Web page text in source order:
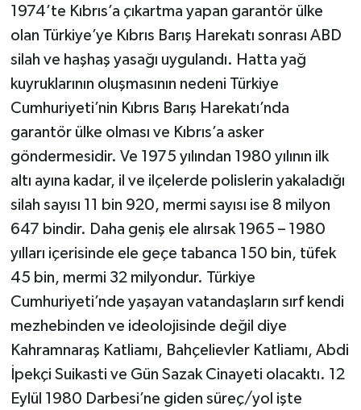
1974’te Kıbrıs’a çıkartma yapan garantör ülke
olan Türkiye’ye Kıbrıs Barış Harekatı sonrası ABD
silah ve haşhaş yasağı uygulandı. Hatta yağ
kuyruklarının oluşmasının nedeni Türkiye
Cumhuriyeti’nin Kıbrıs Barış Harekatı’nda
garantör ülke olması ve Kıbrıs’a asker
göndermesidir. Ve 1975 yılından 1980 yılının ilk
altı ayına kadar, il ve ilçelerde polislerin yakaladığı
silah sayısı 11 bin 920, mermi sayısı ise 8 milyon
647 bindir. Daha geniş ele alırsak 1965 – 1980
yılları içerisinde ele geçe tabanca 150 bin, tüfek
45 bin, mermi 32 milyondur. Türkiye
Cumhuriyeti’nde yaşayan vatandaşların sırf kendi
mezhebinden ve ideolojisinde değil diye
Kahramnaraş Katliamı, Bahçelievler Katliamı, Abdi
İpekçi Suikasti ve Gün Sazak Cinayeti olacaktı. 12
Eylül 1980 Darbesi’ne giden süreç/yol işte